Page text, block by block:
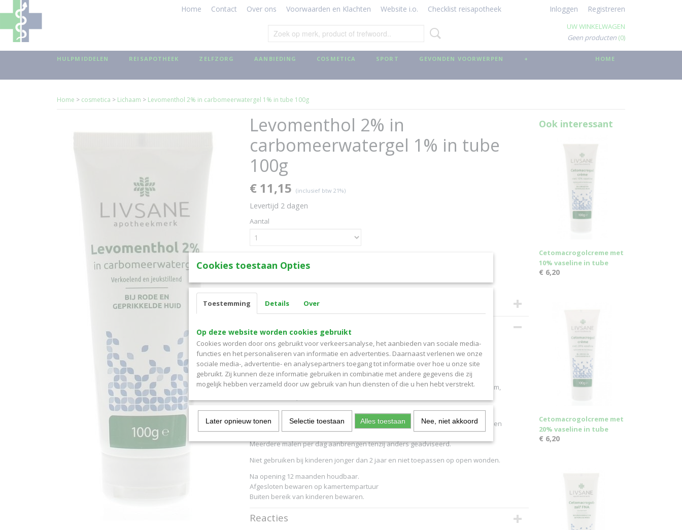
Home Contact Over ons Voorwaarden en Klachten Website i.o. Checklist reisapotheek Inloggen Registreren
UW WINKELWAGEN
Geen producten (0)
HOME
HULPMIDDELEN REISAPOTHEEK ZELFZORG AANBIEDING COSMETICA SPORT GEVONDEN VOORWERPEN +
Home > cosmetica > Lichaam > Levomenthol 2% in carbomeerwatergel 1% in tube 100g
Levomenthol 2% in
carbomeerwatergel 1% in tube
100g
€ 11,15 (inclusief btw 21%)
Levertijd 2 dagen
Aantal
IN WINKELWAGEN
Specificaties
EAN code
Productcode leverancier
879794
Bruto gewicht
0,10 Kg
Omschrijving
Levomenthol 2% in carbomeerwatergel 1% in tube 100g
- Verkoelend, Bij rode geprikkelde huid
Ingredienten
Alcohol ketonatus, Aqua purificata, Carbomerum, Natril edetas, Propylenglycolum,
Gebruik
Te gebruiken voor de verzorging van de huid bij insecten- en kwallenbeten of een
kinderziekte als waterpokken.
Meerdere malen per dag aanbrengen tenzij anders geadviseerd.
Niet gebruiken bij kinderen jonger dan 2 jaar en niet toepassen op open wonden.
Na opening 12 maanden houdbaar.
Afgesloten bewaren op kamertempartuur
Buiten bereik van kinderen bewaren.
Reacties
Ook interessant
Cetomacrogolcreme met
10% vaseline in tube
€ 6,20
Cetomacrogolcreme met
20% vaseline in tube
€ 6,20
Cookies toestaan Opties
Toestemming Details Over
Op deze website worden cookies gebruikt
Cookies worden door ons gebruikt voor verkeersanalyse, het aanbieden van sociale media-
functies en het personaliseren van informatie en advertenties. Daarnaast verlenen we onze
sociale media-, advertentie- en analysepartners toegang tot informatie over hoe u onze site
gebruikt. Zij kunnen deze informatie gebruiken in combinatie met andere gegevens die zij
mogelijk hebben verzameld door uw gebruik van hun diensten of die u hen hebt verstrekt.
Later opnieuw tonen Selectie toestaan Alles toestaan Nee, niet akkoord